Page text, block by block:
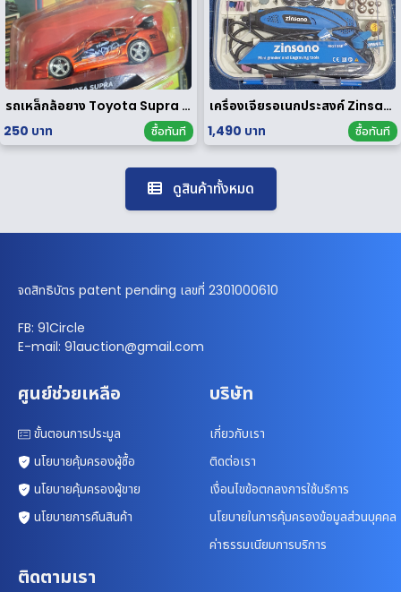
รถเหล็กล้อยาง Toyota Supra 1/64
250 บาท
ซื้อทันที
เครื่องเจียรอเนกประสงค์ Zinsano รุ่น MG135E [ มือสอง ]
1,490 บาท
ซื้อทันที
ดูสินค้าทั้งหมด
จดสิทธิบัตร patent pending เลขที่ 2301000610
FB: 91Circle
E-mail: 91auction@gmail.com
ศูนย์ช่วยเหลือ
ขั้นตอนการประมูล
นโยบายคุ้มครองผู้ซื้อ
นโยบายคุ้มครองผู้ขาย
นโยบายการคืนสินค้า
บริษัท
เกี่ยวกับเรา
ติดต่อเรา
เงื่อนไขข้อตกลงการใช้บริการ
นโยบายในการคุ้มครองข้อมูลส่วนบุคคล
ค่าธรรมเนียมการบริการ
ติดตามเรา